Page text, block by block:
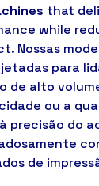
that
while
. Nossas
para
de alto
ou a
precisão do
de